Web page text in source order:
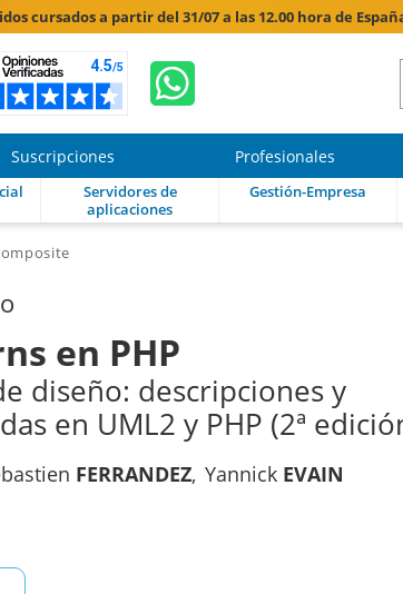
cursados a partir del 31/07 a las 12.00 hora de
Suscripciones Profesionales
Servidores de
aplicaciones
Gestión-Empresa
en PHP
diseño: descripciones y
en UML2 y PHP (2ª
FERRANDEZ Yannick EVAIN